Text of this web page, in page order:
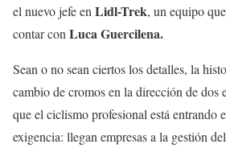
el nuevo jefe en Lidl-Trek, un equipo
contar con Luca Guercilena.
Sean o no sean ciertos los detalles, la
cambio de cromos en la dirección de dos
que el ciclismo profesional está entrando
exigencia: llegan empresas a la gestión